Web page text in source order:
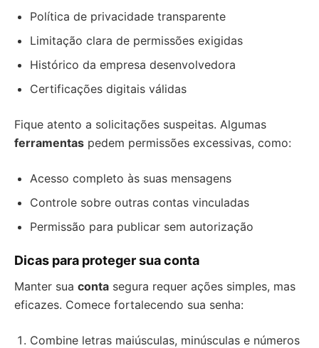
Política de privacidade transparente
Limitação clara de permissões exigidas
Histórico da empresa desenvolvedora
Certificações digitais válidas
Fique atento a solicitações suspeitas. Algumas
ferramentas pedem permissões excessivas, como:
Acesso completo às suas mensagens
Controle sobre outras contas vinculadas
Permissão para publicar sem autorização
Dicas para proteger sua conta
Manter sua conta segura requer ações simples, mas
eficazes. Comece fortalecendo sua senha:
Combine letras maiúsculas, minúsculas e números